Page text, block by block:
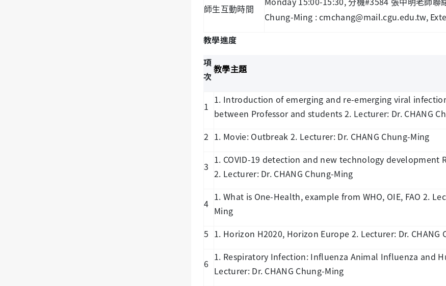
師生互動時間
分機 張中明老師聯
Chung-Ming : cmchang@mail.cgu.edu.tw,
教學進度
項
次
教學主題
1
1. Introduction of emerging and re-emerging viral
between Professor and students 2. Lecturer: Dr. CHANG
2 1. Movie: Outbreak 2. Lecturer: Dr. CHANG Chung-Ming
3
1. COVID-19 detection and new technology development
2. Lecturer: Dr. CHANG Chung-Ming
4
1. What is One-Health, example from WHO, OIE, FAO 2.
Ming
5 1. Horizon H2020, Horizon Europe 2. Lecturer: Dr. CHANG
6
1. Respiratory Infection: Influenza Animal Influenza and
Lecturer: Dr. CHANG Chung-Ming